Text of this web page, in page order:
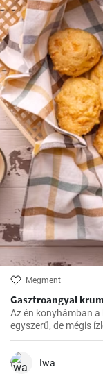
Megment
Gasztroangyal
Az én konyhámban
egyszerű, de mégis
kedvence.
Iwa